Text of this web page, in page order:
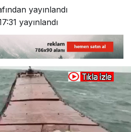
yayınlandı
yayınlandı